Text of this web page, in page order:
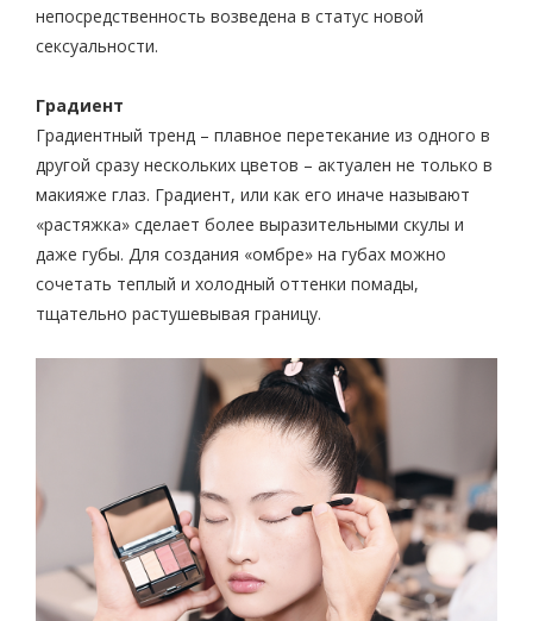
непосредственность возведена в статус новой
сексуальности.
Градиент
Градиентный тренд – плавное перетекание из одного в
другой сразу нескольких цветов – актуален не только в
макияже глаз. Градиент, или как его иначе называют
«растяжка» сделает более выразительными скулы и
даже губы. Для создания «омбре» на губах можно
сочетать теплый и холодный оттенки помады,
тщательно растушевывая границу.